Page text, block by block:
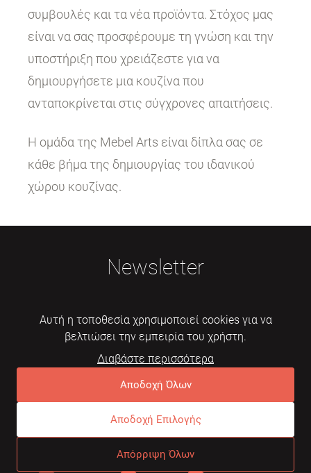
συμβουλές και τα νέα προϊόντα. Στόχος μας
είναι να σας προσφέρουμε τη γνώση και την
υποστήριξη που χρειάζεστε για να
δημιουργήσετε μια κουζίνα που
ανταποκρίνεται στις σύγχρονες απαιτήσεις.
Η ομάδα της Mebel Arts είναι δίπλα σας σε
κάθε βήμα της δημιουργίας του ιδανικού
χώρου κουζίνας.
Newsletter
Εγγραφή
Συχνές ερωτήσειςΌροι χρήσης
Αυτή η τοποθεσία χρησιμοποιεί cookies για να
βελτιώσει την εμπειρία του χρήστη.
Διαβάστε περισσότερα
Αποδοχή Όλων
Αποδοχή Επιλογής
Απόρριψη Όλων